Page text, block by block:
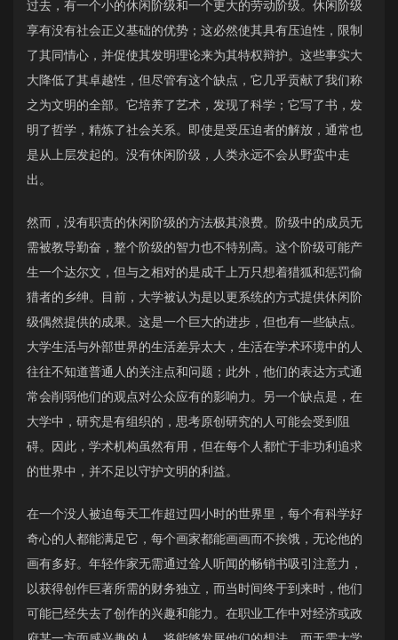
过去，有一个小的休闲阶级和一个更大的劳动阶级。休闲阶级
享有没有社会正义基础的优势；这必然使其具有压迫性，限制
了其同情心，并促使其发明理论来为其特权辩护。这些事实大
大降低了其卓越性，但尽管有这个缺点，它几乎贡献了我们称
之为文明的全部。它培养了艺术，发现了科学；它写了书，发
明了哲学，精炼了社会关系。即使是受压迫者的解放，通常也
是从上层发起的。没有休闲阶级，人类永远不会从野蛮中走
出。
然而，没有职责的休闲阶级的方法极其浪费。阶级中的成员无
需被教导勤奋，整个阶级的智力也不特别高。这个阶级可能产
生一个达尔文，但与之相对的是成千上万只想着猎狐和惩罚偷
猎者的乡绅。目前，大学被认为是以更系统的方式提供休闲阶
级偶然提供的成果。这是一个巨大的进步，但也有一些缺点。
大学生活与外部世界的生活差异太大，生活在学术环境中的人
往往不知道普通人的关注点和问题；此外，他们的表达方式通
常会削弱他们的观点对公众应有的影响力。另一个缺点是，在
大学中，研究是有组织的，思考原创研究的人可能会受到阻
碍。因此，学术机构虽然有用，但在每个人都忙于非功利追求
的世界中，并不足以守护文明的利益。
在一个没人被迫每天工作超过四小时的世界里，每个有科学好
奇心的人都能满足它，每个画家都能画画而不挨饿，无论他的
画有多好。年轻作家无需通过耸人听闻的畅销书吸引注意力，
以获得创作巨著所需的财务独立，而当时间终于到来时，他们
可能已经失去了创作的兴趣和能力。在职业工作中对经济或政